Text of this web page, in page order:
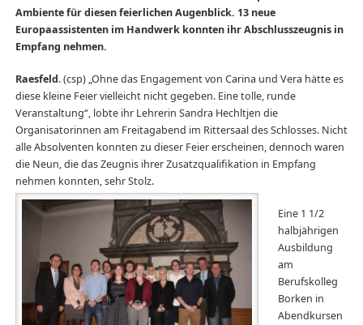
Ambiente für diesen feierlichen Augenblick. 13 neue
Europaassistenten im Handwerk konnten ihr Abschlusszeugnis in
Empfang nehmen.
Raesfeld. (csp) „Ohne das Engagement von Carina und Vera hätte es
diese kleine Feier vielleicht nicht gegeben. Eine tolle, runde
Veranstaltung“, lobte ihr Lehrerin Sandra Hechltjen die
Organisatorinnen am Freitagabend im Rittersaal des Schlosses. Nicht
alle Absolventen konnten zu dieser Feier erscheinen, dennoch waren
die Neun, die das Zeugnis ihrer Zusatzqualifikation in Empfang
nehmen konnten, sehr Stolz.
Eine 1 1/2
halbjährigen
Ausbildung
am
Berufskolleg
Borken in
Abendkursen